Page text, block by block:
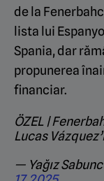
de la
lista lui
Spania, dar
propunerea
financiar.
ÖZEL |
Lucas
— Yağız